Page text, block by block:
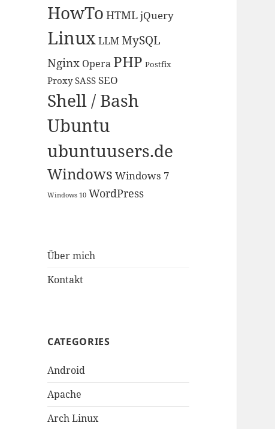
HowTo HTMLjQuery
LinuxLLMMySQL
Nginx Opera PHP Postfix
Proxy SASS SEO
Shell / Bash
Ubuntu
ubuntuusers.de
Windows Windows 7
Windows 10 WordPress
Über mich
Kontakt
CATEGORIES
Android
Apache
Arch Linux